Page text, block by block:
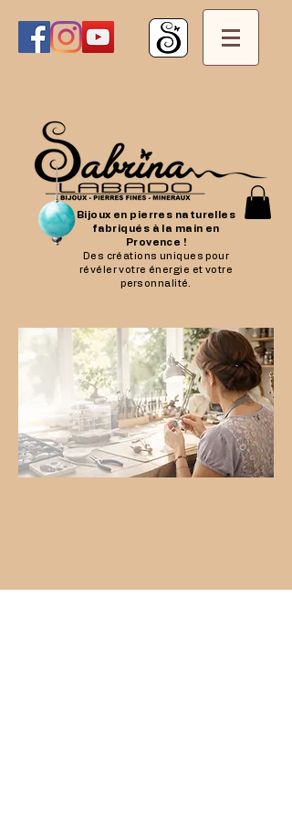
Bijoux en pierres naturelles
fabriqués à la main en
Provence !
Des créations uniques pour
révéler votre énergie et votre
personnalité.